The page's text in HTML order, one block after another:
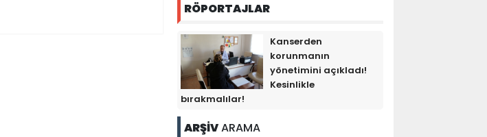
RÖPORTAJLAR
Kanserden
korunmanın
yönetimini açıkladı!
Kesinlikle
bırakmalılar!
ARŞİVARAMA